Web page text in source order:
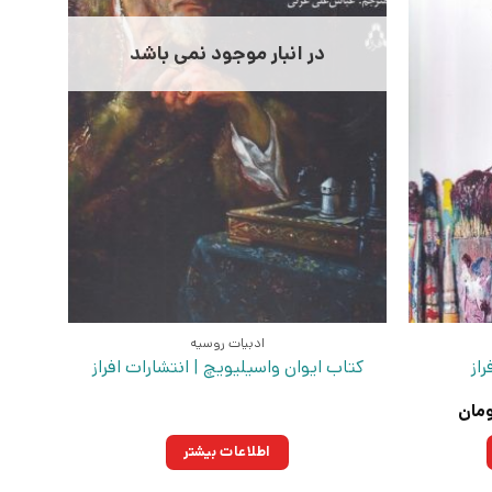
در انبار موجود نمی باشد
ادبیات روسیه
کتاب ایوان واسیلیویچ | انتشارات افراز
اطلاعات بیشتر